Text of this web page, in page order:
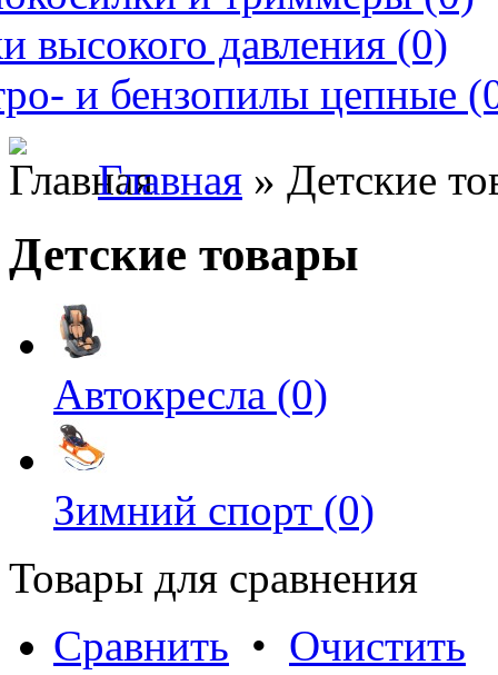
высокого давления (0)
и бензопилы цепные
Главная » Детские
Детские товары
Автокресла (0)
Зимний спорт (0)
Товары для сравнения
Сравнить • Очистить